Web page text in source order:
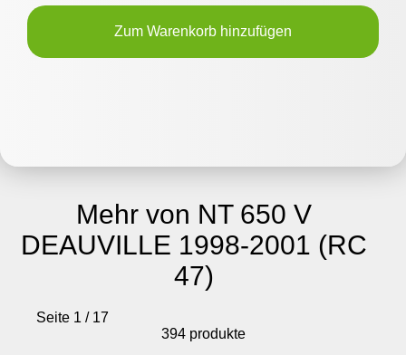
Zum Warenkorb hinzufügen
Mehr von NT 650 V
DEAUVILLE 1998-2001 (RC
47)
Seite 1 / 17
394 produkte